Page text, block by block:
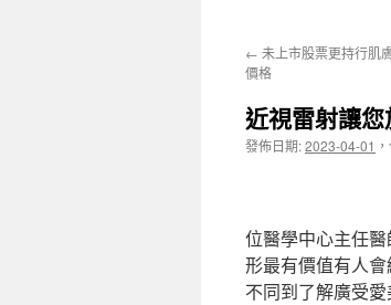
← 未上市股票更持行肌
價格
近視雷射讓
發佈日期:2023-04-01 ，
位醫學中心主任醫
形最有價值有人
不同到了解廣受